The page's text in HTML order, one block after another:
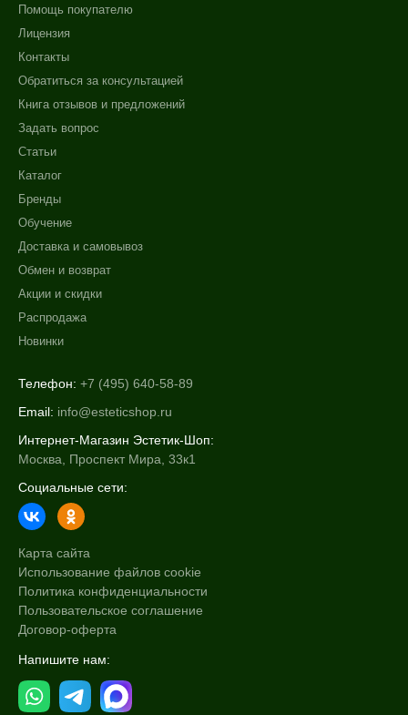
Помощь покупателю
Лицензия
Контакты
Обратиться за консультацией
Книга отзывов и предложений
Задать вопрос
Статьи
Каталог
Бренды
Обучение
Доставка и самовывоз
Обмен и возврат
Акции и скидки
Распродажа
Новинки
Телефон: +7 (495) 640-58-89
Email: info@esteticshop.ru
Интернет-Магазин Эстетик-Шоп:
Москва, Проспект Мира, 33к1
Социальные сети:
Карта сайта
Использование файлов cookie
Политика конфиденциальности
Пользовательское соглашение
Договор-оферта
Напишите нам: